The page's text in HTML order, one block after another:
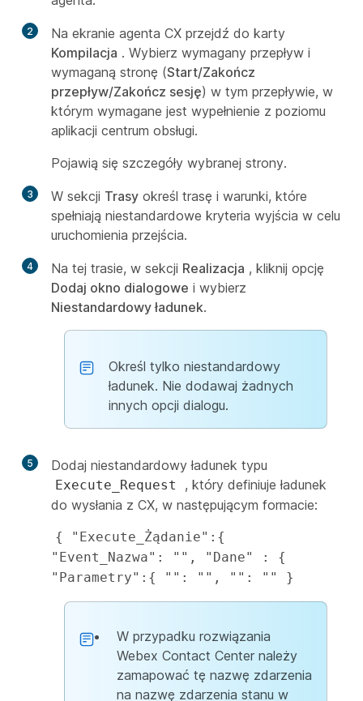
2
Na ekranie agenta CX przejdź do karty
Kompilacja . Wybierz wymagany przepływ i
wymaganą stronę (Start/Zakończ
przepływ/Zakończ sesję) w tym przepływie, w
którym wymagane jest wypełnienie z poziomu
aplikacji centrum obsługi.
Pojawią się szczegóły wybranej strony.
3 W sekcji Trasy określ trasę i warunki, które
spełniają niestandardowe kryteria wyjścia w celu
uruchomienia przejścia.
4 Na tej trasie, w sekcji Realizacja , kliknij opcję
Dodaj okno dialogowe i wybierz
Niestandardowy ładunek.
Określ tylko niestandardowy
ładunek. Nie dodawaj żadnych
innych opcji dialogu.
5 Dodaj niestandardowy ładunek typu
Execute_Request
, który definiuje ładunek
do wysłania z CX, w następującym formacie:
{ "Execute_Żądanie":{
"Event_Nazwa": "", "Dane" : {
"Parametry":{ "": "", "": "" }
W przypadku rozwiązania
Webex Contact Center należy
zamapować tę nazwę zdarzenia
na nazwę zdarzenia stanu w